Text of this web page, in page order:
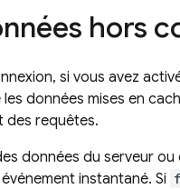
hors
si vous avez
les données mises en
des requêtes.
données du serveur
instantané. Si